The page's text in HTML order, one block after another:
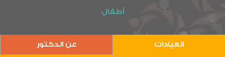
أطفال
العيادات عن الدكتور